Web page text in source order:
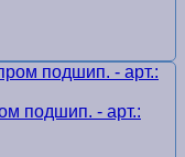
подшип. - арт.: